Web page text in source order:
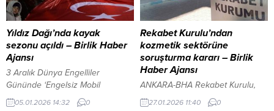
yanıtladı. Asgari Ücret Tespit
Komisyonu’nun ilk toplantısının 12
Aralık’ta Bakanlığın ev
sahipliğinde gerçekleştirildiğini
hatırlatan Işıkhan, sürecin
planlandığı şekilde devam ettiğini
söyledi. Yeni yılda geçerli
verilere göre, Batman
Havalimanı’nda yolcu, uçak ve
yük trafiğinde yoğunluk yaşandı.
Batman Belediyesi’nden yağış
öncesi tam kapsamlı hazırlıkYAZI
ARASI REKLAM ALANI...
Yıldız Dağı’nda kayak
sezonu açıldı – Birlik Haber
Ajansı
3 Aralık Dünya Engelliler
Gününde ‘Engelsiz Mobil
Uygulama’ programı hayata geçti
05.01.2026 14:32 0
Rekabet Kurulu’ndan
kozmetik sektörüne
soruşturma kararı – Birlik
Haber Ajansı
ANKARA-BHA Rekabet Kurulu,
kozmetik sektöründe faaliyet
27.01.2026 11:40 0